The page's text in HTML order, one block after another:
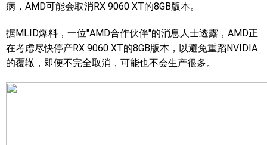
病，AMD可能会取消RX 9060 XT的8GB版本。
据MLID爆料，一位"AMD合作伙伴"的消息人士透露，AMD正
在考虑尽快停产RX 9060 XT的8GB版本，以避免重蹈NVIDIA
的覆辙，即便不完全取消，可能也不会生产很多。